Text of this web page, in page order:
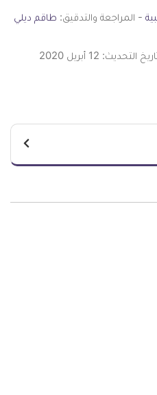
- المراجعة والتدقيق: طاقم ديلي
التحديث: 12 أبريل 2020